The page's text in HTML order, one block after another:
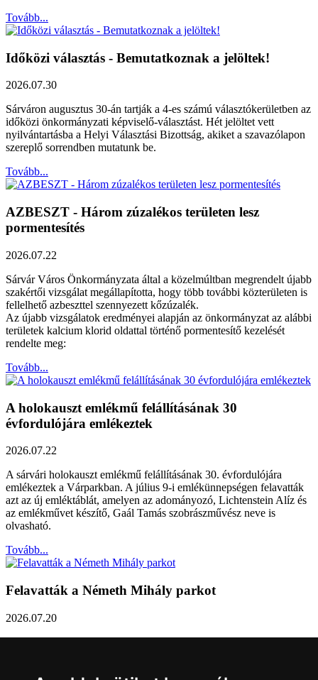
Tovább...
Időközi választás - Bemutatkoznak a jelöltek!
2026.07.30
Sárváron augusztus 30-án tartják a 4-es számú választókerületben az
időközi önkormányzati képviselő-választást. Hét jelöltet vett
nyilvántartásba a Helyi Választási Bizottság, akiket a szavazólapon
szereplő sorrendben mutatunk be.
Tovább...
AZBESZT - Három zúzalékos területen lesz
pormentesítés
2026.07.22
Sárvár Város Önkormányzata által a közelmúltban megrendelt újabb
szakértői vizsgálat megállapította, hogy több további közterületen is
fellelhető azbeszttel szennyezett kőzúzalék.
Az újabb vizsgálatok eredményei alapján az önkormányzat az alábbi
területek kalcium klorid oldattal történő pormentesítő kezelését
rendelte meg:
Tovább...
A holokauszt emlékmű felállításának 30
évfordulójára emlékeztek
2026.07.22
A sárvári holokauszt emlékmű felállításának 30. évfordulójára
emlékeztek a Várparkban. A július 9-i emlékünnepségen felavatták
azt az új emléktáblát, amelyen az adományozó, Lichtenstein Alíz és
az emlékművet készítő, Gaál Tamás szobrászművész neve is
olvasható.
Tovább...
Felavatták a Németh Mihály parkot
2026.07.20